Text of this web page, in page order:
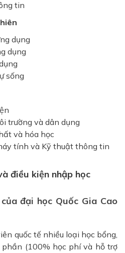
tin
dụng
dụng
sống
trường và dân dụng
và hóa học
tính và Kỹ thuật thông tin
điều kiện nhập học
đại học Quốc Gia Cao
quốc tế nhiều loại học bổng,
phần (100% học phí và hỗ trợ